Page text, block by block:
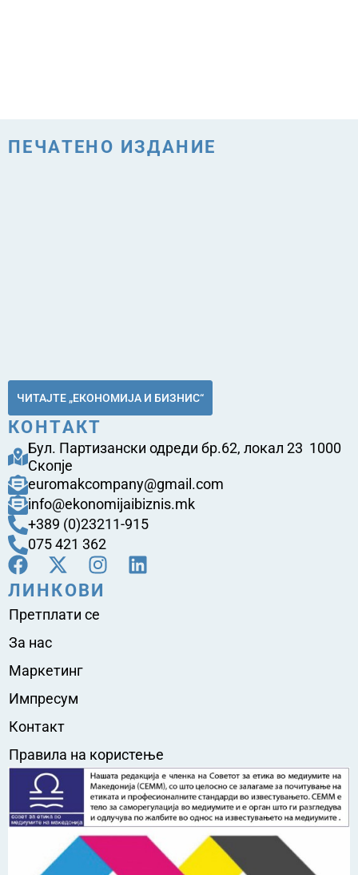
ПЕЧАТЕНО ИЗДАНИЕ
ЧИТАЈТЕ „ЕКОНОМИЈА И БИЗНИС“
КОНТАКТ
Бул. Партизански одреди бр.62, локал 23 1000
Скопје
euromakcompany@gmail.com
info@ekonomijaibiznis.mk
+389 (0)23211-915
075 421 362
ЛИНКОВИ
Претплати се
За нас
Маркетинг
Импресум
Контакт
Правила на користење